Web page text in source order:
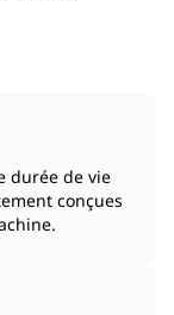
durée de vie
conçues